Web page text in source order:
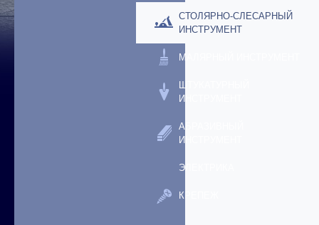
СТОЛЯРНО-СЛЕСАРНЫЙ
ИНСТРУМЕНТ
МАЛЯРНЫЙ ИНСТРУМЕНТ
ШТУКАТУРНЫЙ
ИНСТРУМЕНТ
АБРАЗИВНЫЙ
ИНСТРУМЕНТ
ЭЛЕКТРИКА
КРЕПЕЖ